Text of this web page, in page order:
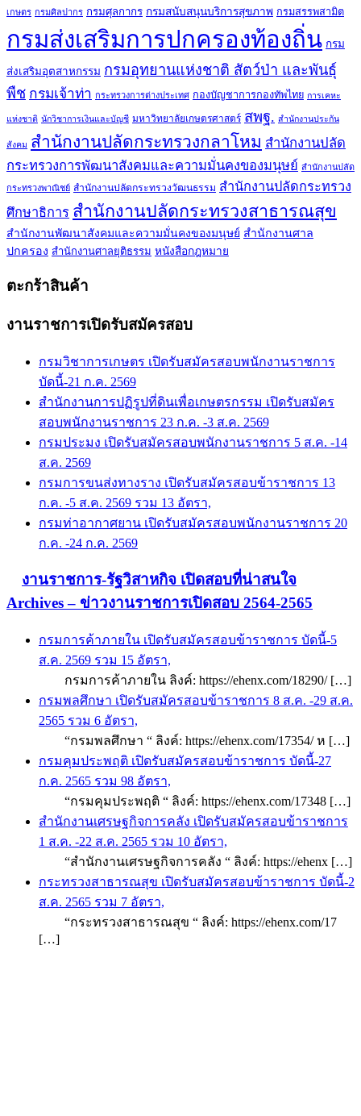
เกษตร กรมศิลปากร กรมศุลกากร กรมสนับสนุนบริการสุขภาพ กรมสรรพสามิต
กรมส่งเสริมการปกครองท้องถิ่น กรม
ส่งเสริมอุตสาหกรรม กรมอุทยานแห่งชาติ สัตว์ป่า และพันธุ์
พืช กรมเจ้าท่า กระทรวงการต่างประเทศ กองบัญชาการกองทัพไทย การเคหะ
แห่งชาติ นักวิชาการเงินและบัญชี มหาวิทยาลัยเกษตรศาสตร์ สพฐ. สำนักงานประกัน
สังคม สำนักงานปลัดกระทรวงกลาโหม สำนักงานปลัด
กระทรวงการพัฒนาสังคมและความมั่นคงของมนุษย์ สำนักงานปลัด
กระทรวงพาณิชย์ สำนักงานปลัดกระทรวงวัฒนธรรม สำนักงานปลัดกระทรวง
ศึกษาธิการ สำนักงานปลัดกระทรวงสาธารณสุข
สำนักงานพัฒนาสังคมและความมั่นคงของมนุษย์ สำนักงานศาล
ปกครอง สำนักงานศาลยุติธรรม หนังสือกฎหมาย
ตะกร้าสินค้า
งานราชการเปิดรับสมัครสอบ
กรมวิชาการเกษตร เปิดรับสมัครสอบพนักงานราชการ
บัดนี้-21 ก.ค. 2569
สำนักงานการปฏิรูปที่ดินเพื่อเกษตรกรรม เปิดรับสมัคร
สอบพนักงานราชการ 23 ก.ค. -3 ส.ค. 2569
กรมประมง เปิดรับสมัครสอบพนักงานราชการ 5 ส.ค. -14
ส.ค. 2569
กรมการขนส่งทางราง เปิดรับสมัครสอบข้าราชการ 13
ก.ค. -5 ส.ค. 2569 รวม 13 อัตรา,
กรมท่าอากาศยาน เปิดรับสมัครสอบพนักงานราชการ 20
ก.ค. -24 ก.ค. 2569
งานราชการ-รัฐวิสาหกิจ เปิดสอบที่น่าสนใจ
Archives – ข่าวงานราชการเปิดสอบ 2564-2565
กรมการค้าภายใน เปิดรับสมัครสอบข้าราชการ บัดนี้-5
ส.ค. 2569 รวม 15 อัตรา,
กรมการค้าภายใน ลิงค์: https://ehenx.com/18290/ […]
กรมพลศึกษา เปิดรับสมัครสอบข้าราชการ 8 ส.ค. -29 ส.ค.
2565 รวม 6 อัตรา,
“กรมพลศึกษา “ ลิงค์: https://ehenx.com/17354/ ห […]
กรมคุมประพฤติ เปิดรับสมัครสอบข้าราชการ บัดนี้-27
ก.ค. 2565 รวม 98 อัตรา,
“กรมคุมประพฤติ “ ลิงค์: https://ehenx.com/17348 […]
สำนักงานเศรษฐกิจการคลัง เปิดรับสมัครสอบข้าราชการ
1 ส.ค. -22 ส.ค. 2565 รวม 10 อัตรา,
“สำนักงานเศรษฐกิจการคลัง “ ลิงค์: https://ehenx […]
กระทรวงสาธารณสุข เปิดรับสมัครสอบข้าราชการ บัดนี้-2
ส.ค. 2565 รวม 7 อัตรา,
“กระทรวงสาธารณสุข “ ลิงค์: https://ehenx.com/17
[…]